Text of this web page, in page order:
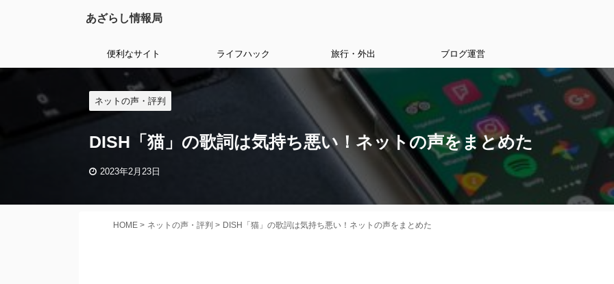
あざらし情報局
便利なサイト ライフハック 旅行・外出 ブログ運営
ネットの声・評判
DISH「猫」の歌詞は気持ち悪い！ネットの声をまとめた
2023年2月23日
HOME > ネットの声・評判 > DISH「猫」の歌詞は気持ち悪い！ネットの声をまとめた